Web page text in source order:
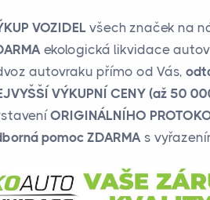
VOZIDEL všech značek na
ekologická likvidace
autovraku přímo od Vás,
VÝKUPNÍ CENY (až 50
ORIGINÁLNÍHO
pomoc ZDARMA s